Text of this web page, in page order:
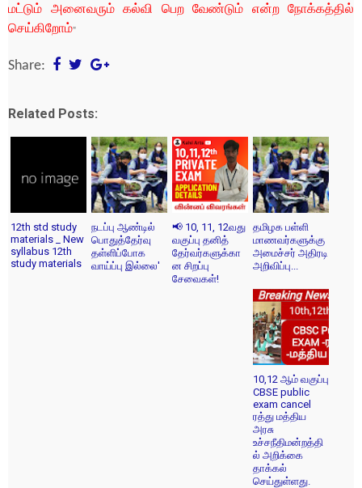
மட்டும் அனைவரும் கல்வி பெற வேண்டும் என்ற நோக்கத்தில்
செய்கிறோம்"
Share:
Related Posts:
12th std study
materials _ New
syllabus 12th
study materials
நடப்பு ஆண்டில்
பொதுத்தேர்வு
தள்ளிப்போக
வாய்ப்பு இல்லை'
📢 10, 11, 12வது
வகுப்பு தனித்
தேர்வர்களுக்கா
ன சிறப்பு
சேவைகள்!
தமிழக பள்ளி
மாணவர்களுக்கு
அமைச்சர் அதிரடி
அறிவிப்பு...
10,12 ஆம் வகுப்பு
CBSE public
exam cancel
ரத்து மத்திய
அரசு
உச்சநீதிமன்றத்தி
ல் அறிக்கை
தாக்கல்
செய்துள்ளது.